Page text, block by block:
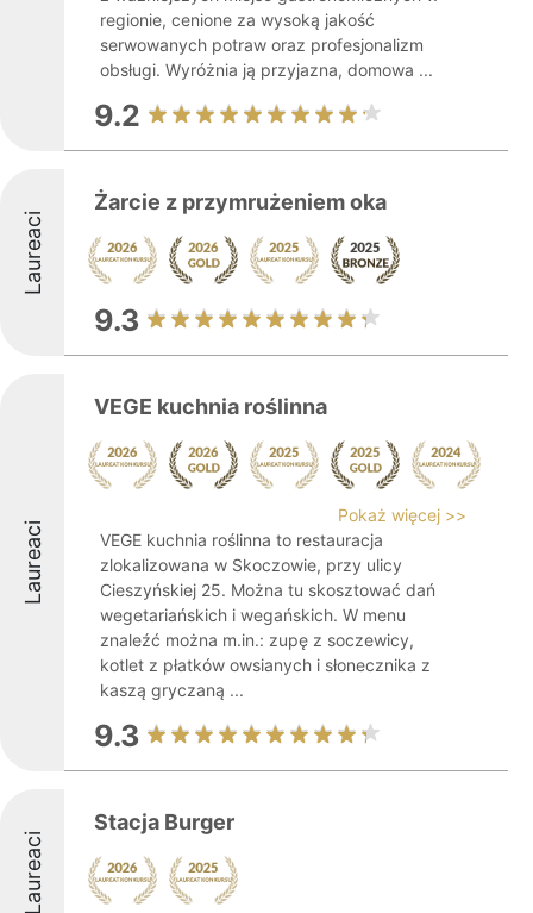
regionie, cenione za wysoką jakość
serwowanych potraw oraz profesjonalizm
obsługi. Wyróżnia ją przyjazna, domowa ...
9.2
Laureaci
Żarcie z przymrużeniem oka
9.3
Laureaci
VEGE kuchnia roślinna
Pokaż więcej >>
VEGE kuchnia roślinna to restauracja
zlokalizowana w Skoczowie, przy ulicy
Cieszyńskiej 25. Można tu skosztować dań
wegetariańskich i wegańskich. W menu
znaleźć można m.in.: zupę z soczewicy,
kotlet z płatków owsianych i słonecznika z
kaszą gryczaną ...
9.3
Laureaci
Stacja Burger